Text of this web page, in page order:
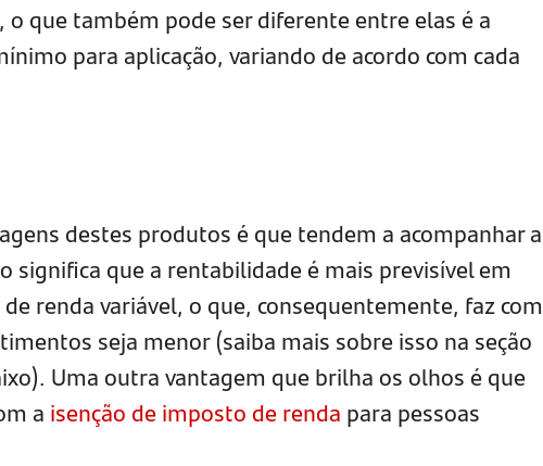
que também pode ser diferente entre elas é a
para aplicação, variando de acordo com cada
destes produtos é que tendem a acompanhar a
significa que a rentabilidade é mais previsível em
renda variável, o que, consequentemente, faz com
seja menor (saiba mais sobre isso na seção
Uma outra vantagem que brilha os olhos é que
a isenção de imposto de renda para pessoas